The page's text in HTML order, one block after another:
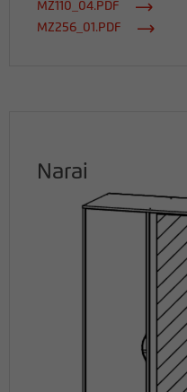
MZ110_04.PDF
MZ256_01.PDF
Narai